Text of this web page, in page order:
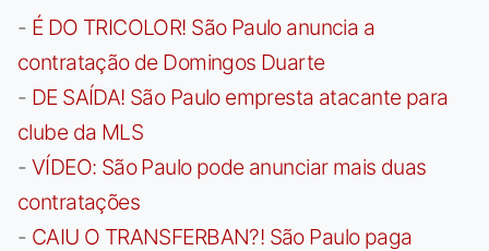
- É DO TRICOLOR! São Paulo anuncia a
contratação de Domingos Duarte
- DE SAÍDA! São Paulo empresta atacante para
clube da MLS
- VÍDEO: São Paulo pode anunciar mais duas
contratações
- CAIU O TRANSFERBAN?! São Paulo paga